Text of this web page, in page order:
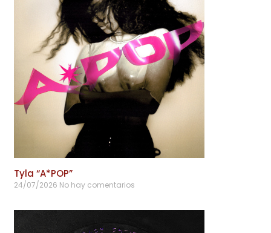
Tyla “A*POP”
24/07/2026 No hay comentarios